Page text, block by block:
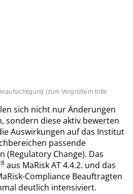
(zum Vergrößern bitte
sich nicht nur Änderungen
sondern diese aktiv bewerten
Auswirkungen auf das Institut
passende
(Regulatory Change). Das
aus MaRisk AT 4.4.2. und das
Compliance Beauftragten
deutlich intensiviert.